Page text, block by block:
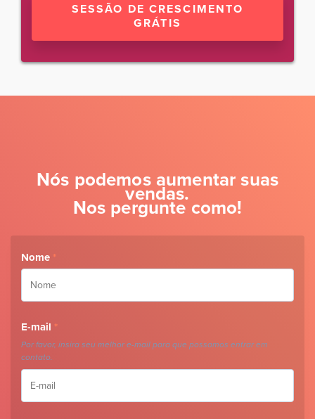
SESSÃO DE CRESCIMENTO
GRÁTIS
Nós podemos aumentar suas
vendas.
Nos pergunte como!
Nome *
E-mail *
Por favor, insira seu melhor e-mail para que possamos entrar em
contato.